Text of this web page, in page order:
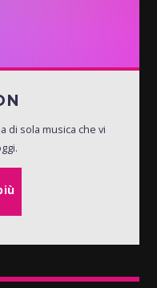
di sola musica che vi